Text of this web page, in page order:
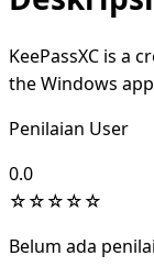
KeePassXC is a
the Windows
Penilaian User
0.0
☆☆☆☆☆
Belum ada